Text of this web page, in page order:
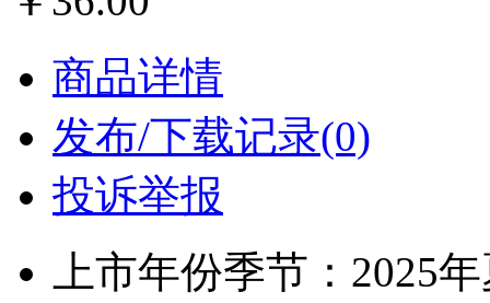
商品详情
发布/下载记录(0)
投诉举报
上市年份季节：2025